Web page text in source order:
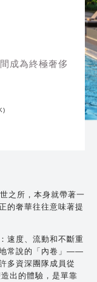
成為終極奢侈
之所，本身就帶著一
的奢華往往意味著提
速度、流動和不斷重
常說的「內卷」——
多資深團隊成員從
出的體驗，是單靠